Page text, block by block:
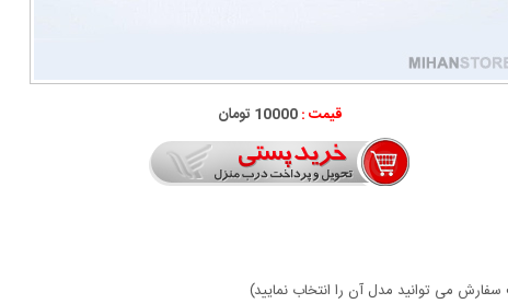
قیمت :10000 تومان
می توانید مدل آن را انتخاب نمایید)